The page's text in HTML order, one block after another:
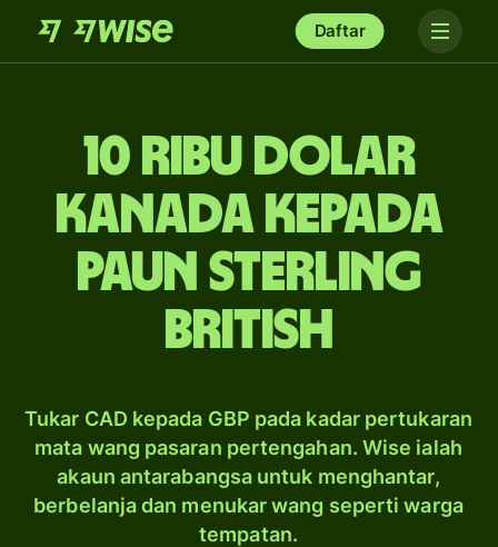
Daftar
10 ribu dolar
Kanada kepada
paun sterling
British
Tukar CAD kepada GBP pada kadar pertukaran
mata wang pasaran pertengahan. Wise ialah
akaun antarabangsa untuk menghantar,
berbelanja dan menukar wang seperti warga
tempatan.